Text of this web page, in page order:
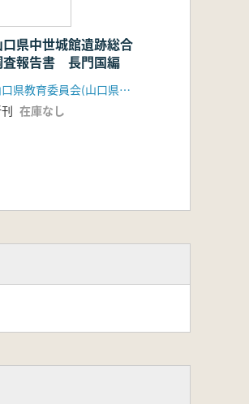
口県中世城館遺跡総合
査報告書 長門国編
山口県教育委員会(山口県文化財愛護協会)
在庫なし